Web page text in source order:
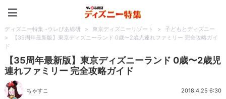
ディズニー特集 -ウレぴあ総研 > 東京ディズニーリゾート >
子どもとディズニー
>
【35周年最新版】東京ディズニーランド 0歳〜2歳児連れファミリー 完全攻略ガイ
ド
【35周年最新版】東京ディズニーランド 0歳〜2歳児
連れファミリー 完全攻略ガイド
ちゃすこ 2018.4.25 6:30